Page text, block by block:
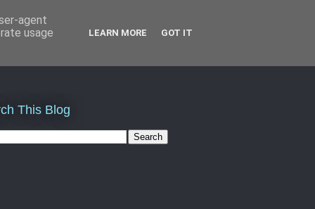
This Blog
agent
usage
LEARN MORE GOT IT